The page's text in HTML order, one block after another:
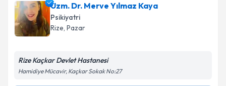
Uzm. Dr. Merve Yılmaz Kaya
Psikiyatri
Rize, Pazar
Rize Kaçkar Devlet Hastanesi
Hamidiye Mücavir, Kaçkar Sokak No:27